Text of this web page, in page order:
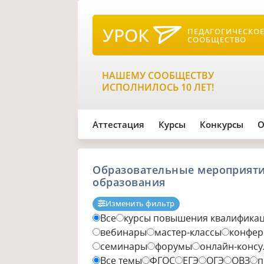
УРОК СООБЩЕСТВО
НАШЕМУ СООБЩЕСТВУ
ИСПОЛНИЛОСЬ 10 ЛЕТ!
Аттестация Курсы Конкурсы
Образовательные
образования
Изменить фильтр
Все
курсы повышения
вебинары
мастер-классы
семинары
форумы
онлайн-
Все темы ФГОС ЕГЭ ОГЭ ОВЗ